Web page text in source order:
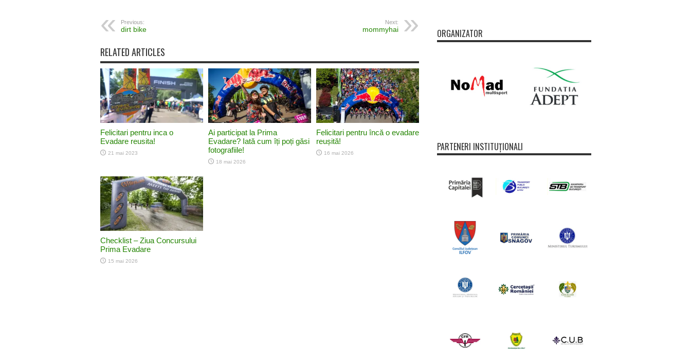
Previous:
dirt bike
Next:
mommyhai
RELATED ARTICLES
Felicitari pentru inca o
Evadare reusita!
21 mai 2023
Ai participat la Prima
Evadare? Iată cum îți poți găsi
fotografiile!
18 mai 2026
Felicitari pentru încă o evadare
reușită!
16 mai 2026
Checklist – Ziua Concursului
Prima Evadare
15 mai 2026
ORGANIZATOR
PARTENERI INSTITUȚIONALI